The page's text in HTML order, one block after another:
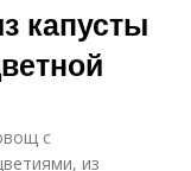
капусты
с
из